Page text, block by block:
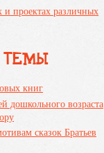
и проектах различных
ТЕМЫ
книг
дошкольного возраста
сказок Братьев